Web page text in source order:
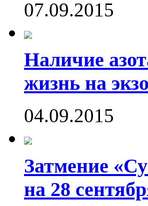
07.09.2015
Наличие
жизнь на
04.09.2015
Затмение
на 28